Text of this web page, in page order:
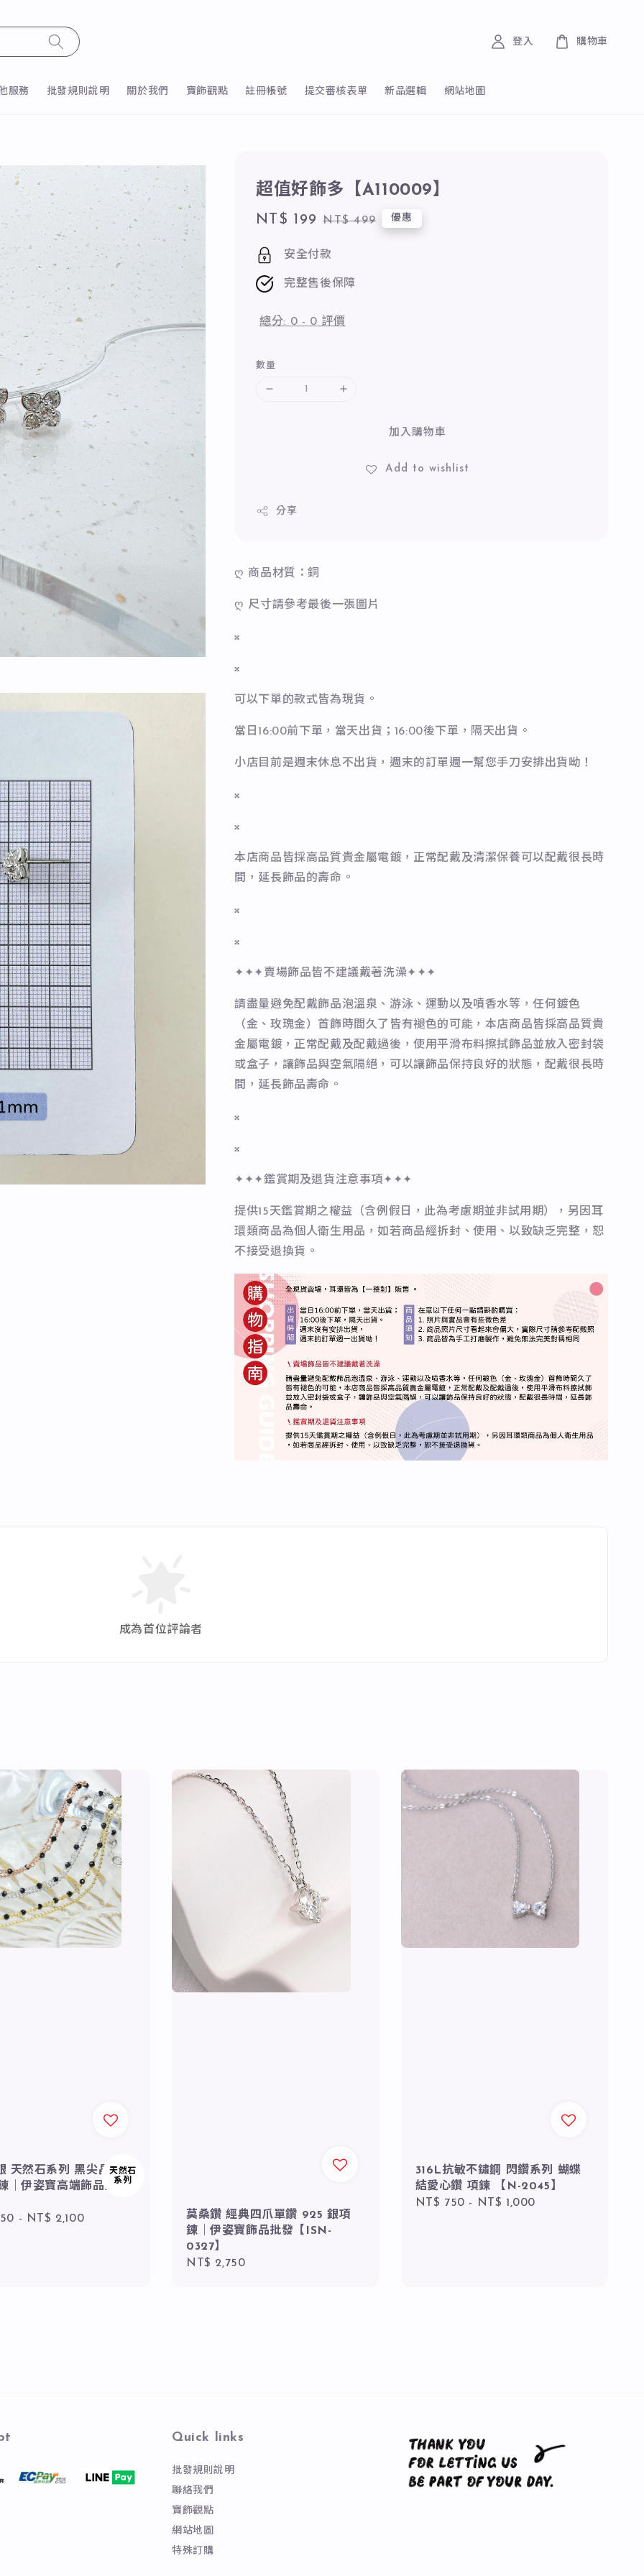
服務 批發規則說明 關於我們 寶飾觀點 註冊帳號 提交審核表單 新品選輯 網站地圖
登入 購物車
超值好飾多【A110009】
Sale
NT$ 199 Regular
NT$ 499 優惠
安全付款
完整售後保障
總分: 0 - 0 評價
數量
加入購物車
Add to wishlist
分享
ღ 商品材質：銅
ღ 尺寸請參考最後一張圖片
𝄪
𝄪
可以下單的款式皆為現貨。
當日16:00前下單，當天出貨；16:00後下單，隔天出貨。
小店目前是週末休息不出貨，週末的訂單週一幫您手刀安排出貨呦！
𝄪
𝄪
本店商品皆採高品質貴金屬電鍍，正常配戴及清潔保養可以配戴很長時
間，延長飾品的壽命。
𝄪
𝄪
✦✦✦賣場飾品皆不建議戴著洗澡✦✦✦
請盡量避免配戴飾品泡溫泉、游泳、運動以及噴香水等，任何鍍色
（金、玫瑰金）首飾時間久了皆有褪色的可能，本店商品皆採高品質貴
金屬電鍍，正常配戴及配戴過後，使用平滑布料擦拭飾品並放入密封袋
或盒子，讓飾品與空氣隔絕，可以讓飾品保持良好的狀態，配戴很長時
間，延長飾品壽命。
𝄪
𝄪
✦✦✦鑑賞期及退貨注意事項✦✦✦
提供15天鑑賞期之權益（含例假日，此為考慮期並非試用期），另因耳
環類商品為個人衛生用品，如若商品經拆封、使用、以致缺乏完整，恕
不接受退換貨。
成為首位評論者
天然石
系列
天然石系列 黑尖晶石
｜伊姿寶高端飾品批
- NT$ 2,100
莫桑鑽 經典四爪單鑽 925 銀項
鍊｜伊姿寶飾品批發【ISN-
0327】
Regular
NT$ 2,750
316L抗敏不鏽鋼 閃鑽系列 蝴蝶
結愛心鑽 項鍊 【N-2045】
Regular
NT$ 750 - NT$ 1,000
Quick links
批發規則說明
聯絡我們
寶飾觀點
網站地圖
特殊訂購